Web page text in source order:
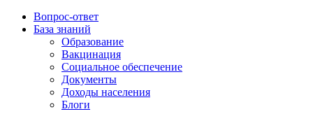
Вопрос-ответ
База знаний
Образование
Вакцинация
Социальное обеспечение
Документы
Доходы населения
Блоги